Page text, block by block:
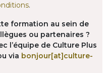
.
formation au sein de
ou partenaires ?
l’équipe de Culture Plus
via bonjour[at]culture-